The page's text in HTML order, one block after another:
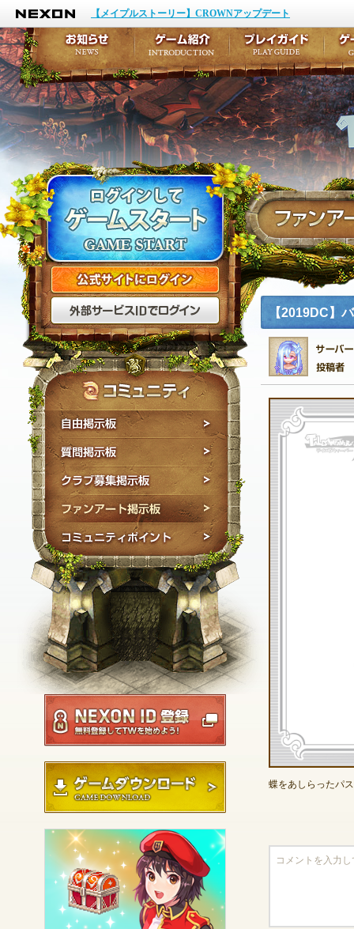
NEXON
【メイプルストーリー】CROWNアップデート
公式サイトにログイン
外部サービスIDでログ
自由掲示板
質問掲示板
ゲームダウンロード
【2019DC】
蝶をあしらったパ
お知らせ
イベント
アップデート
メンテナンス
ゲーム紹介
キャラクター作成
テイルズ初級者講座
ここだけは知ってお